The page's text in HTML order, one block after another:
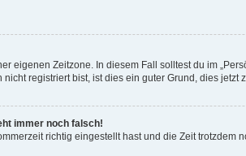
eigenen Zeitzone. In diesem Fall solltest du im
registriert bist, ist dies ein guter Grund, dies jetzt
immer noch falsch!
richtig eingestellt hast und die Zeit